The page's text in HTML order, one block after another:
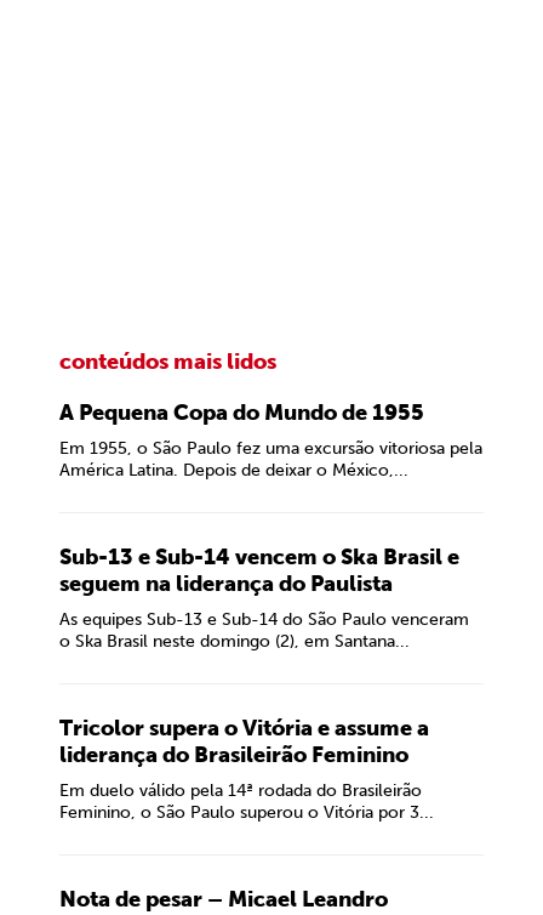
conteúdos mais lidos
A Pequena Copa do Mundo de 1955
Em 1955, o São Paulo fez uma excursão vitoriosa pela
América Latina. Depois de deixar o México,...
Sub-13 e Sub-14 vencem o Ska Brasil e
seguem na liderança do Paulista
As equipes Sub-13 e Sub-14 do São Paulo venceram
o Ska Brasil neste domingo (2), em Santana...
Tricolor supera o Vitória e assume a
liderança do Brasileirão Feminino
Em duelo válido pela 14ª rodada do Brasileirão
Feminino, o São Paulo superou o Vitória por 3...
Nota de pesar – Micael Leandro